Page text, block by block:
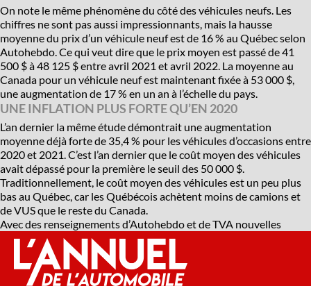
On note le même phénomène du côté des véhicules neufs. Les
chiffres ne sont pas aussi impressionnants, mais la hausse
moyenne du prix d’un véhicule neuf est de 16 % au Québec selon
Autohebdo. Ce qui veut dire que le prix moyen est passé de 41
500 $ à 48 125 $ entre avril 2021 et avril 2022. La moyenne au
Canada pour un véhicule neuf est maintenant fixée à 53 000 $,
une augmentation de 17 % en un an à l’échelle du pays.
UNE INFLATION PLUS FORTE QU’EN 2020
L’an dernier la même étude démontrait une augmentation
moyenne déjà forte de 35,4 % pour les véhicules d’occasions entre
2020 et 2021. C’est l’an dernier que le coût moyen des véhicules
avait dépassé pour la première le seuil des 50 000 $.
Traditionnellement, le coût moyen des véhicules est un peu plus
bas au Québec, car les Québécois achètent moins de camions et
de VUS que le reste du Canada.
Avec des renseignements d’Autohebdo et de TVA nouvelles